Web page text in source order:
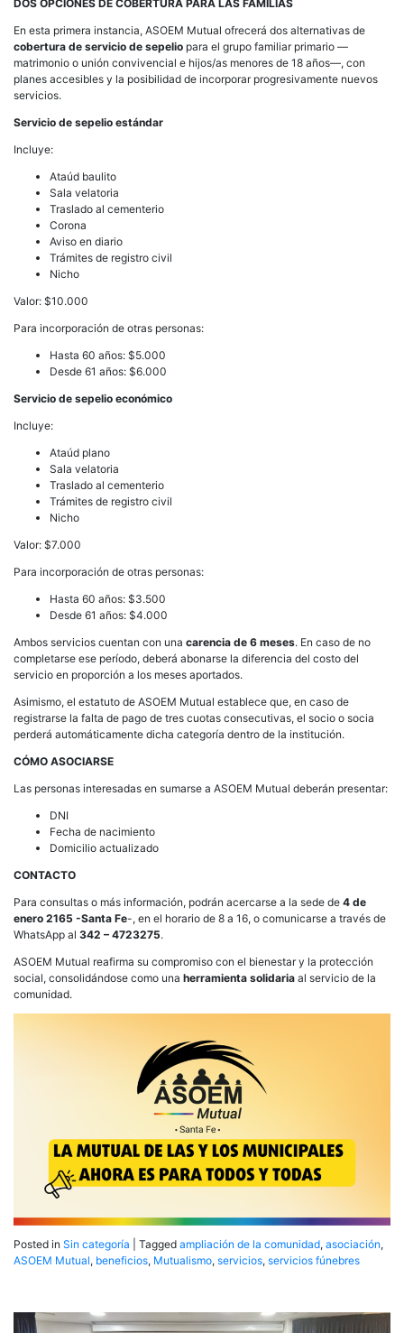
DOS OPCIONES DE COBERTURA PARA LAS FAMILIAS
En esta primera instancia, ASOEM Mutual ofrecerá dos alternativas de
cobertura de servicio de sepelio para el grupo familiar primario —
matrimonio o unión convivencial e hijos/as menores de 18 años—, con
planes accesibles y la posibilidad de incorporar progresivamente nuevos
servicios.
Servicio de sepelio estándar
Incluye:
Ataúd baulito
Sala velatoria
Traslado al cementerio
Corona
Aviso en diario
Trámites de registro civil
Nicho
Valor: $10.000
Para incorporación de otras personas:
Hasta 60 años: $5.000
Desde 61 años: $6.000
Servicio de sepelio económico
Incluye:
Ataúd plano
Sala velatoria
Traslado al cementerio
Trámites de registro civil
Nicho
Valor: $7.000
Para incorporación de otras personas:
Hasta 60 años: $3.500
Desde 61 años: $4.000
Ambos servicios cuentan con una carencia de 6 meses. En caso de no
completarse ese período, deberá abonarse la diferencia del costo del
servicio en proporción a los meses aportados.
Asimismo, el estatuto de ASOEM Mutual establece que, en caso de
registrarse la falta de pago de tres cuotas consecutivas, el socio o socia
perderá automáticamente dicha categoría dentro de la institución.
CÓMO ASOCIARSE
Las personas interesadas en sumarse a ASOEM Mutual deberán presentar:
DNI
Fecha de nacimiento
Domicilio actualizado
CONTACTO
Para consultas o más información, podrán acercarse a la sede de 4 de
enero 2165 -Santa Fe-, en el horario de 8 a 16, o comunicarse a través de
WhatsApp al 342 – 4723275.
ASOEM Mutual reafirma su compromiso con el bienestar y la protección
social, consolidándose como una herramienta solidaria al servicio de la
comunidad.
Posted in Sin categoría Tagged ampliación de la comunidad, asociación,
ASOEM Mutual, beneficios, Mutualismo, servicios, servicios fúnebres